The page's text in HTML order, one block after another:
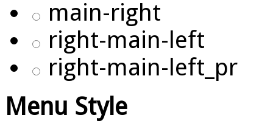
main-right
right-main-left
right-main-left_pr
Menu Style